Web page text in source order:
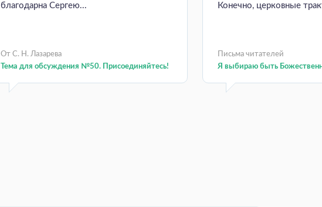
благодарна Сергею...
От С. Н. Лазарева
Тема для обсуждения №50. Присоединяйтесь!
Конечно, церковные
Письма читателей
Я выбираю быть